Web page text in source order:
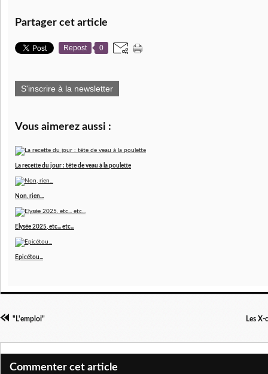
Partager cet article
Repost 0
S'inscrire à la newsletter
Vous aimerez aussi :
La recette du jour : tête de veau à la poulette
Non, rien...
Elysée 2025, etc... etc...
Epicétou...
"L'emploi" Les
Commenter cet article